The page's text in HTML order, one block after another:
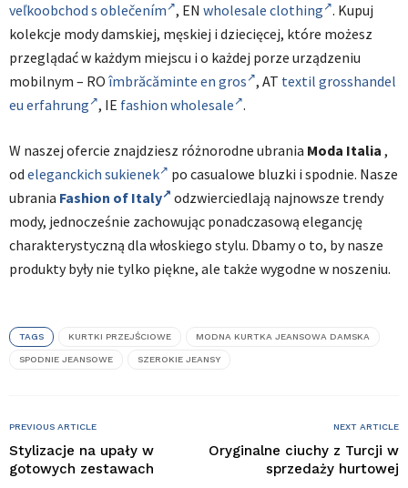
veľkoobchod s oblečením , EN wholesale clothing . Kupuj
kolekcje mody damskiej, męskiej i dziecięcej, które możesz
przeglądać w każdym miejscu i o każdej porze urządzeniu
mobilnym – RO îmbrăcăminte en gros , AT textil grosshandel
eu erfahrung , IE fashion wholesale .
W naszej ofercie znajdziesz różnorodne ubrania Moda Italia ,
od eleganckich sukienek
po casualowe bluzki i spodnie. Nasze
ubrania Fashion of Italy
odzwierciedlają najnowsze trendy
mody, jednocześnie zachowując ponadczasową elegancję
charakterystyczną dla włoskiego stylu. Dbamy o to, by nasze
produkty były nie tylko piękne, ale także wygodne w noszeniu.
TAGS KURTKI PRZEJŚCIOWE MODNA KURTKA JEANSOWA DAMSKA
SPODNIE JEANSOWE SZEROKIE JEANSY
PREVIOUS ARTICLE
Stylizacje na upały w
gotowych zestawach
NEXT ARTICLE
Oryginalne ciuchy z Turcji w
sprzedaży hurtowej